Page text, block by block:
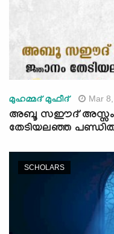
മുഹമ്മദ് മുഫീദ് Mar
അബൂ സഈദ്
തേടിയലഞ്ഞ
SCHOLARS